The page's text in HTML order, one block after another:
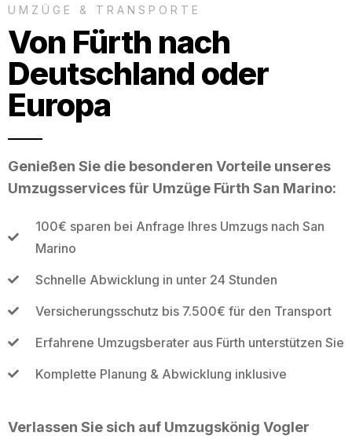
UMZÜGE & TRANSPORTE
Von Fürth nach
Deutschland oder
Europa
Genießen Sie die besonderen Vorteile unseres
Umzugsservices für Umzüge Fürth San Marino:
100€ sparen bei Anfrage Ihres Umzugs nach San
Marino
Schnelle Abwicklung in unter 24 Stunden
Versicherungsschutz bis 7.500€ für den Transport
Erfahrene Umzugsberater aus Fürth unterstützen Sie
Komplette Planung & Abwicklung inklusive
Verlassen Sie sich auf Umzugskönig Vogler